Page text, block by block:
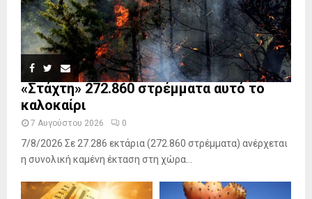
«Στάχτη» 272.860 στρέμματα αυτό το
καλοκαίρι
7 Αυγούστου 2026 0
7/8/2026 Σε 27.286 εκτάρια (272.860 στρέμματα) ανέρχεται
η συνολική καμένη έκταση στη χώρα...